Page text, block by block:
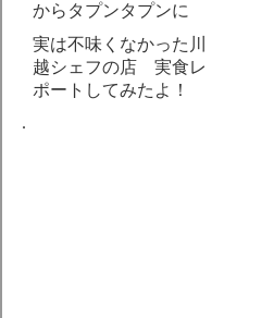
からタプンタプンに
実は不味くなかった川
越シェフの店 実食レ
ポートしてみたよ！
.